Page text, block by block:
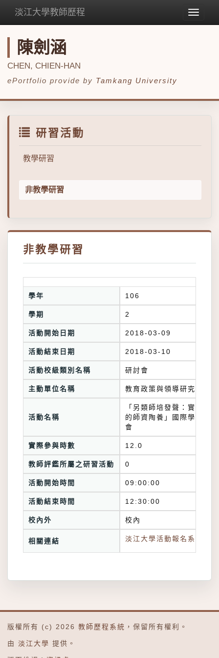
Toggle
淡江大學教師歷程
陳劍涵
CHEN, CHIEN-HAN
ePortfolio provide by Tamkang University
研習活動
教學研習
非教學研習
非教學研習
學年 106
學期 2
活動開始日期 2018-03-09
活動結束日期 2018-03-10
活動校級類別名稱 研討會
主動單位名稱 教育政策與領導研究所
活動名稱
「另類師培發聲：實驗教育
的師資陶養」國際學術研討
會
實際參與時數 12.0
教師評鑑所屬之研習活動 0
活動開始時間 09:00:00
活動結束時間 12:30:00
校內外 校內
相關連結 淡江大學活動報名系統連結
版權所有 (c) 2026 教師歷程系統 ，保留所有權利。
由 淡江大學 提供。